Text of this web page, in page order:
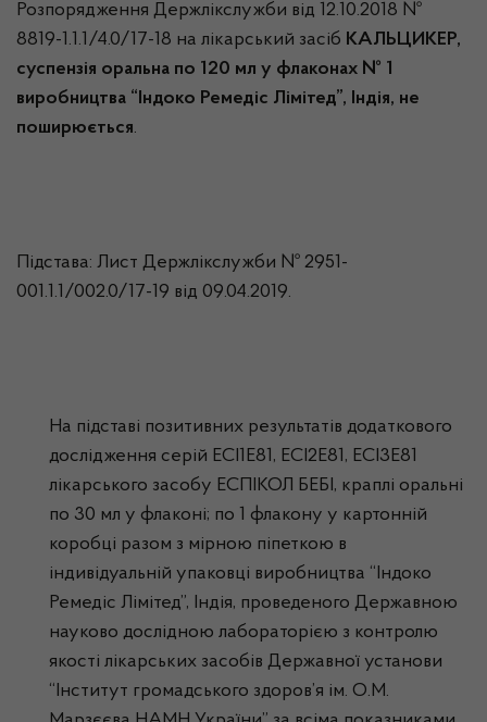
Розпорядження Держлікслужби від 12.10.2018 №
8819-1.1.1/4.0/17-18 на лікарський засіб КАЛЬЦИКЕР,
суспензія оральна по 120 мл у флаконах № 1
виробництва “Індоко Ремедіс Лімітед”, Індія, не
поширюється.
Підстава: Лист Держлікслужби № 2951-
001.1.1/002.0/17-19 від 09.04.2019.
На підставі позитивних результатів додаткового
дослідження серій ECI1E81, ECI2E81, ECI3E81
лікарського засобу ЕСПІКОЛ БЕБІ, краплі оральні
по 30 мл у флаконі; по 1 флакону у картонній
коробці разом з мірною піпеткою в
індивідуальній упаковці виробництва “Індоко
Ремедіс Лімітед”, Індія, проведеного Державною
науково дослідною лабораторією з контролю
якості лікарських засобів Державної установи
“Інститут громадського здоров’я ім. О.М.